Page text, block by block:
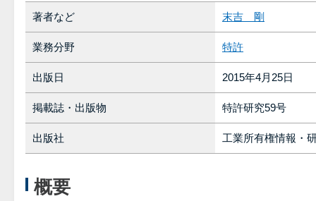
著者など 末吉 剛
業務分野 特許
出版日 2015年4月25日
掲載誌・出版物 特許研究59号
出版社 工業所有権情報・
概要